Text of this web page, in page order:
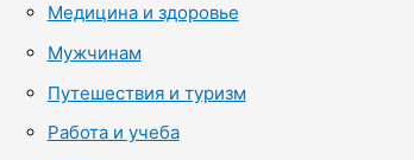
Медицина и здоровье
Мужчинам
Путешествия и туризм
Работа и учеба